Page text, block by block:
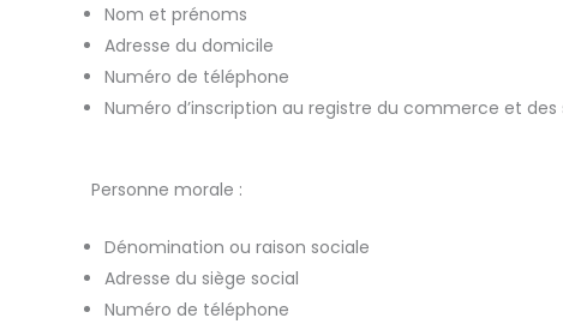
Nom et prénoms
Adresse du domicile
Numéro de téléphone
Numéro d’inscription au registre du commerce et
Personne morale :
Dénomination ou raison sociale
Adresse du siège social
Numéro de téléphone